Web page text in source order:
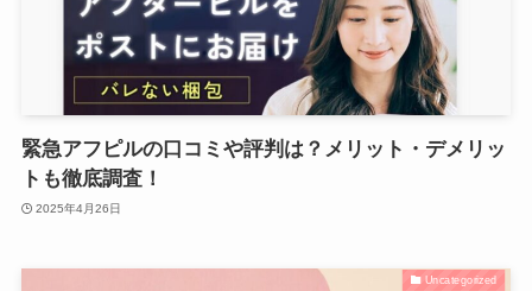
緊急アフピルの口コミや評判は？メリット・デメリッ
トも徹底調査！
2025年4月26日
Uncategorized